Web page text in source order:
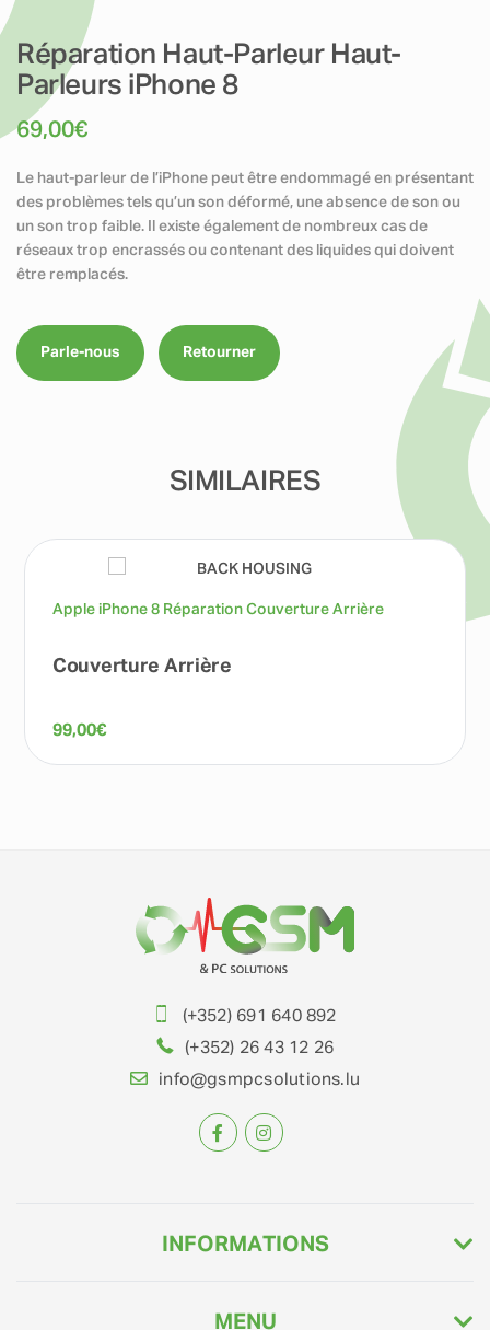
Réparation Haut-Parleur Haut-
Parleurs iPhone 8
69,00€
Le haut-parleur de l’iPhone peut être endommagé en présentant
des problèmes tels qu’un son déformé, une absence de son ou
un son trop faible. Il existe également de nombreux cas de
réseaux trop encrassés ou contenant des liquides qui doivent
être remplacés.
Parle-nous Retourner
SIMILAIRES
Apple iPhone 8 Réparation Couverture Arrière
Couverture Arrière
99,00€
(+352) 691 640 892
(+352) 26 43 12 26
info@gsmpcsolutions.lu
INFORMATIONS
MENU